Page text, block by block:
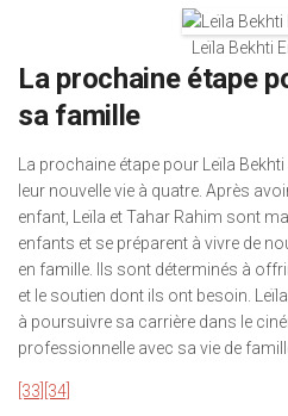
Leïla Bekhti
La prochaine étape
sa famille
La prochaine étape pour Leïla
leur nouvelle vie à quatre. Après
enfant, Leïla et Tahar Rahim sont
enfants et se préparent à vivre de
en famille. Ils sont déterminés à
et le soutien dont ils ont besoin.
à poursuivre sa carrière dans le
professionnelle avec sa vie de
[33] [34]